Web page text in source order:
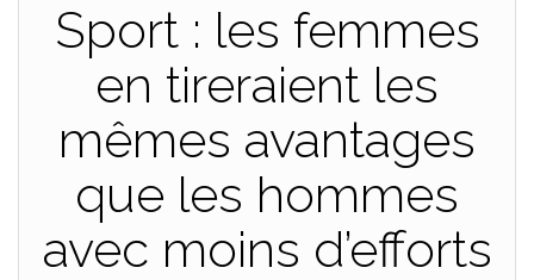
Sport : les femmes
en tireraient les
mêmes avantages
que les hommes
avec moins d’efforts